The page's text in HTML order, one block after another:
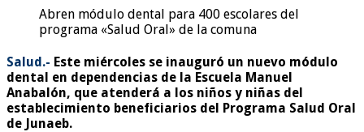
Abren módulo dental para 400 escolares del
programa «Salud Oral» de la comuna
Salud.- Este miércoles se inauguró un nuevo módulo
dental en dependencias de la Escuela Manuel
Anabalón, que atenderá a los niños y niñas del
establecimiento beneficiarios del Programa Salud Oral
de Junaeb.